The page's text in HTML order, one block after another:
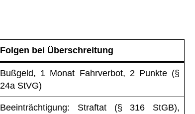
Folgen bei Überschreitung
Bußgeld, 1 Monat Fahrverbot, 2 Punkte (§
24a StVG)
Beeinträchtigung: Straftat (§ 316 StGB),